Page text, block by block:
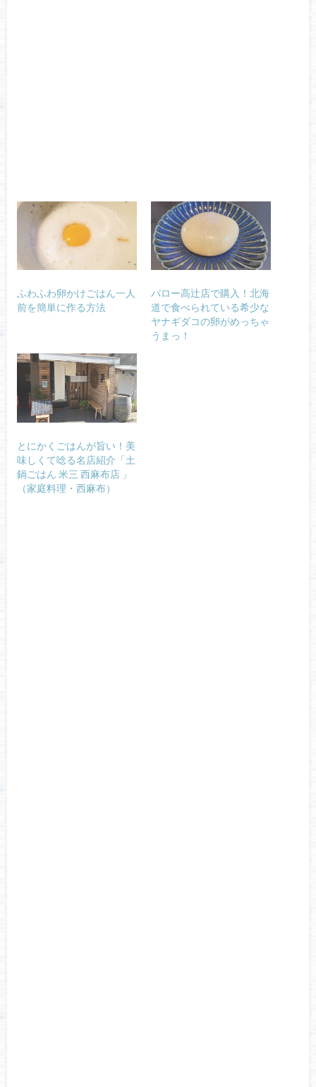
ふわふわ卵かけごはん一人
前を簡単に作る方法
バロー高辻店で購入！北海
道で食べられている希少な
ヤナギダコの卵がめっちゃ
うまっ！
とにかくごはんが旨い！美
味しくて唸る名店紹介「土
鍋ごはん 米三 西麻布店 」
（家庭料理・西麻布）